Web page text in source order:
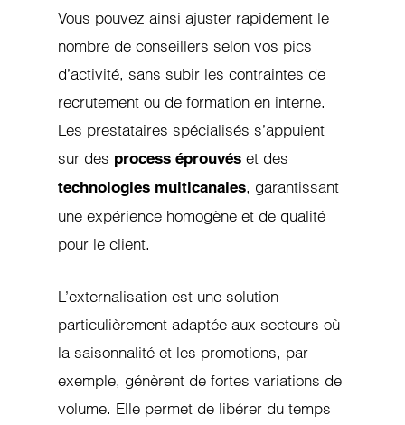
Vous pouvez ainsi ajuster rapidement le
nombre de conseillers selon vos pics
d’activité, sans subir les contraintes de
recrutement ou de formation en interne.
Les prestataires spécialisés s’appuient
sur des process éprouvés et des
technologies multicanales, garantissant
une expérience homogène et de qualité
pour le client.
L’externalisation est une solution
particulièrement adaptée aux secteurs où
la saisonnalité et les promotions, par
exemple, génèrent de fortes variations de
volume. Elle permet de libérer du temps